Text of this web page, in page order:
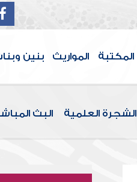
المكتبة المواريث بنين
الشجرة العلمية البث